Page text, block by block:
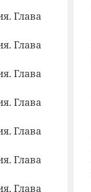
Глава
Глава
Глава
Глава
Глава
Глава
Глава